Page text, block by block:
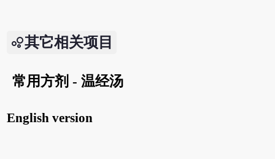
其它相关项目
常用方剂 - 温经汤
English version